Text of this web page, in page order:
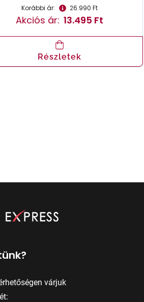
Korábbi ár: 26.990 Ft
Akciós ár: 13.495 Ft
Részletek
várjuk